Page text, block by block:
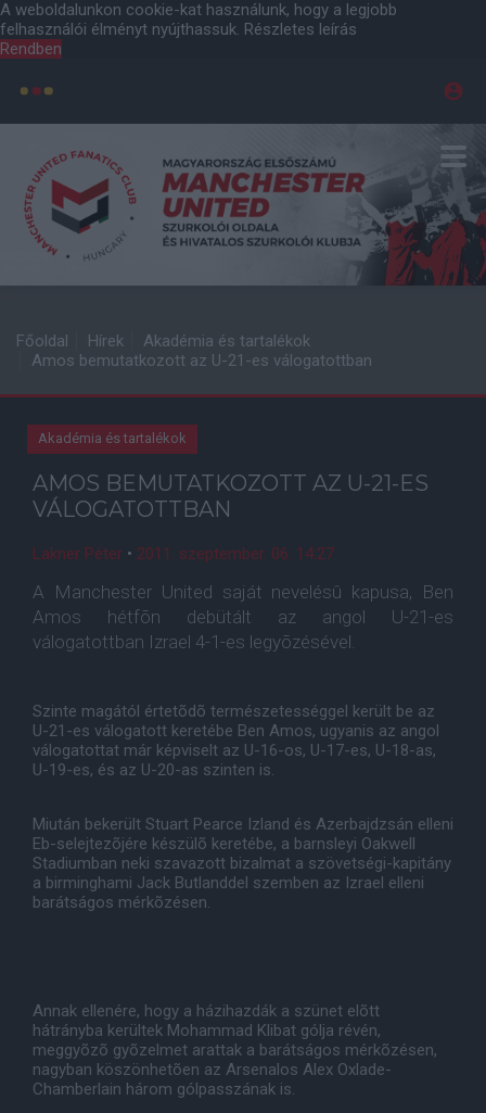
A weboldalunkon cookie-kat használunk, hogy a legjobb
felhasználói élményt nyújthassuk. Részletes leírás
Rendben
Főoldal Hírek
Akadémia és tartalékok
Amos bemutatkozott az U-21-es válogatottban
Akadémia és tartalékok
AMOS BEMUTATKOZOTT AZ U-21-ES
VÁLOGATOTTBAN
Lakner Péter • 2011. szeptember. 06. 14:27
A Manchester United saját nevelésû kapusa, Ben
Amos hétfõn debütált az angol U-21-es
válogatottban Izrael 4-1-es legyõzésével.
Szinte magától értetõdõ természetességgel került be az
U-21-es válogatott keretébe Ben Amos, ugyanis az angol
válogatottat már képviselt az U-16-os, U-17-es, U-18-as,
U-19-es, és az U-20-as szinten is.
Miután bekerült Stuart Pearce Izland és Azerbajdzsán elleni
Eb-selejtezõjére készülõ keretébe, a barnsleyi Oakwell
Stadiumban neki szavazott bizalmat a szövetségi-kapitány
a birminghami Jack Butlanddel szemben az Izrael elleni
barátságos mérkõzésen.
Annak ellenére, hogy a házihazdák a szünet elõtt
hátrányba kerültek Mohammad Klibat gólja révén,
meggyõzõ gyõzelmet arattak a barátságos mérkõzésen,
nagyban köszönhetõen az Arsenalos Alex Oxlade-
Chamberlain három gólpasszának is.